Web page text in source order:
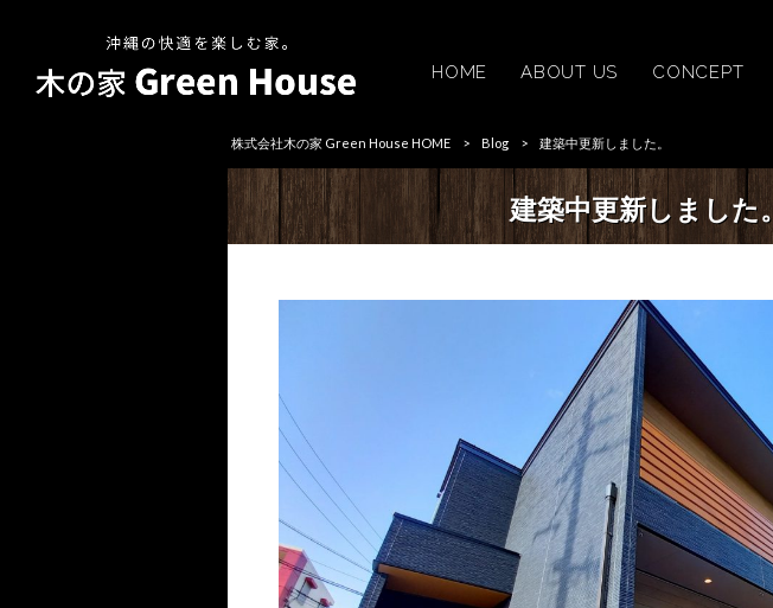
HOME ABOUT US CONCEPT
株式会社木の家 Green House HOME > Blog > 建築中更新しました。
建築中更新しました